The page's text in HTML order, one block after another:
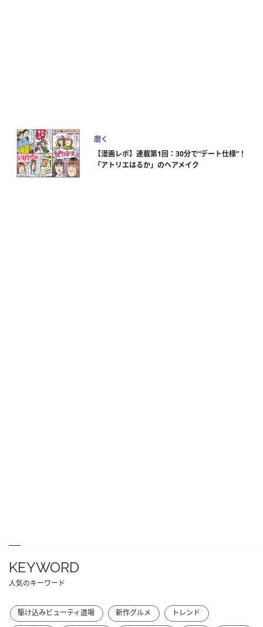
磨く
【漫画レポ】連載第1回：30分で“デート仕様”！
「アトリエはるか」のヘアメイク
KEYWORD
人気のキーワード
駆け込みビューティ道場 新作グルメ
トレンド